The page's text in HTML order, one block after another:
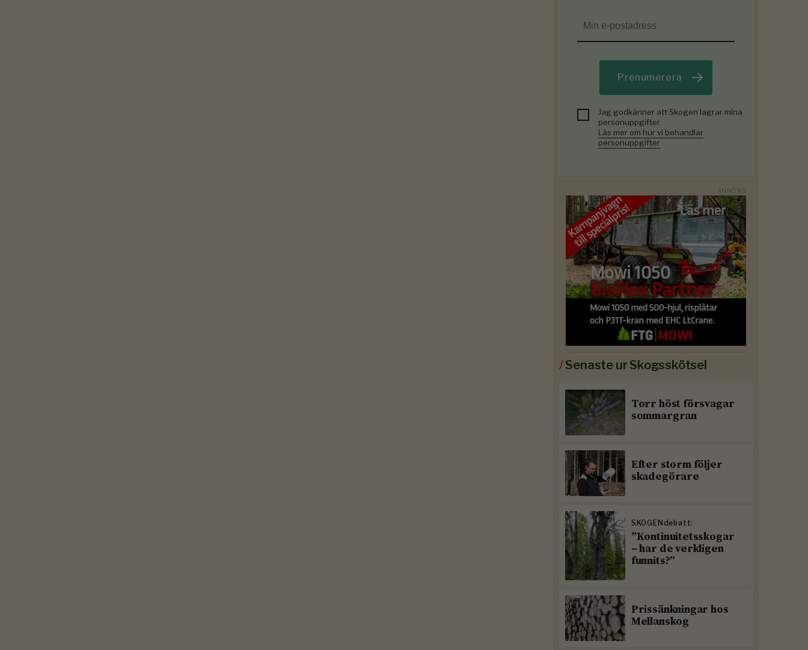
Prenumerera
Jag godkänner att Skogen lagrar mina
personuppgifter.
Läs mer om hur vi behandlar
personuppgifter
/Senaste ur Skogsskötsel
Torr höst försvagar
sommargran
Efter storm följer
skadegörare
SKOGENdebatt:
”Kontinuitetsskogar
– har de verkligen
funnits?”
Prissänkningar hos
Mellanskog